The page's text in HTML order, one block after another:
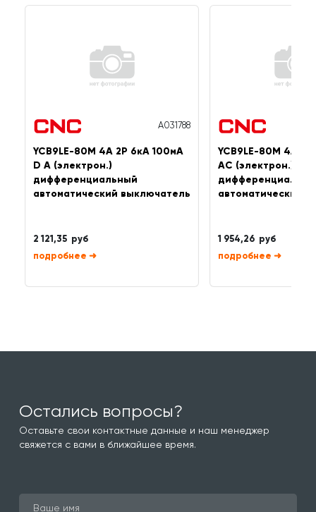
A031788
YCB9LE-80M 4А 2P 6кА 100мА
D A (электрон.)
дифференциальный
автоматический выключатель
2 121,35 руб
➜
YCB9LE-80M 4А
AC (электрон.)
автоматический
1 954,26 руб
➜
Остались вопросы?
Оставьте свои контактные данные и наш менеджер
свяжется с вами в ближайшее время.